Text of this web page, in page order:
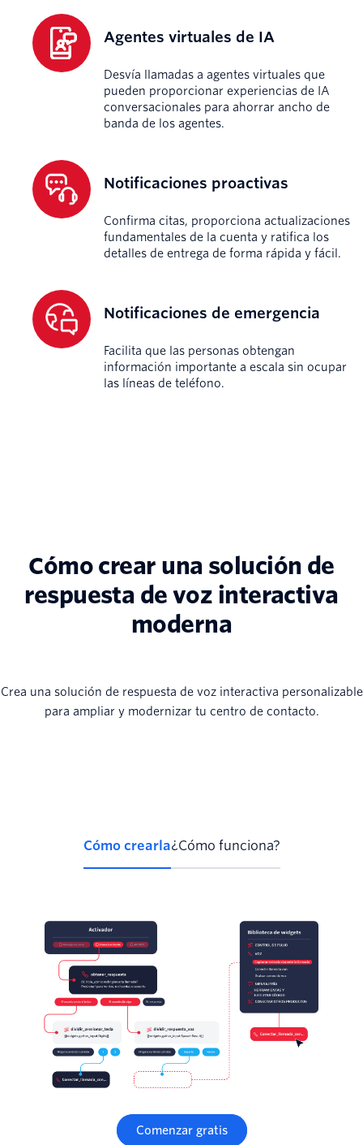
Agentes virtuales de IA
Desvía llamadas a agentes virtuales que
pueden proporcionar experiencias de IA
conversacionales para ahorrar ancho de
banda de los agentes.
Notificaciones proactivas
Confirma citas, proporciona actualizaciones
fundamentales de la cuenta y ratifica los
detalles de entrega de forma rápida y fácil.
Notificaciones de emergencia
Facilita que las personas obtengan
información importante a escala sin ocupar
las líneas de teléfono.
Cómo crear una solución de
respuesta de voz interactiva
moderna
Crea una solución de respuesta de voz interactiva personalizable
para ampliar y modernizar tu centro de contacto.
Cómo crearla¿Cómo funciona?
Comenzar gratis